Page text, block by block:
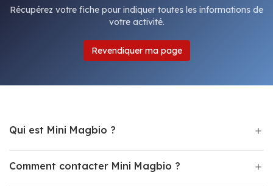
Récupérez votre fiche pour indiquer toutes les informations de
votre activité.
Revendiquer ma page
Qui est Mini Magbio ?
Comment contacter Mini Magbio ?